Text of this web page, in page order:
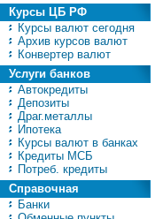
Курсы ЦБ РФ
Курсы валют сегодня
Архив курсов валют
Конвертер валют
Услуги банков
Автокредиты
Депозиты
Драг.металлы
Ипотека
Курсы валют в банках
Кредиты МСБ
Потреб. кредиты
Справочная
Банки